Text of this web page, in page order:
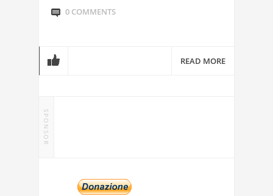
0 COMMENTS
READ MORE
SPONSOR